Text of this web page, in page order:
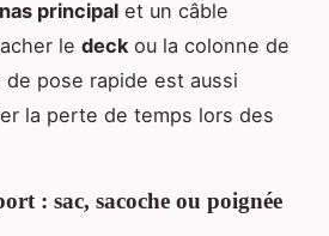
principal et un câble
le deckou la colonne de
pose rapide est aussi
la perte de temps lors des
: sac, sacoche ou poignée